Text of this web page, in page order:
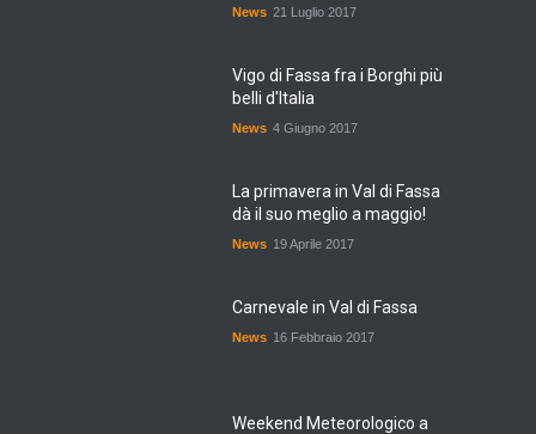
News 21 Luglio 2017
Vigo di Fassa fra i Borghi più
belli d'Italia
News 4 Giugno 2017
La primavera in Val di Fassa
dà il suo meglio a maggio!
News 19 Aprile 2017
Carnevale in Val di Fassa
News 16 Febbraio 2017
Weekend Meteorologico a